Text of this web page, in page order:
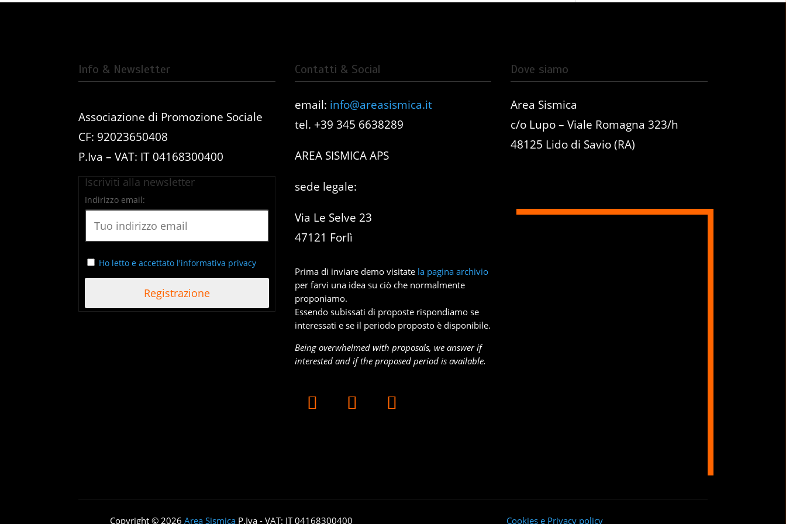
Info & Newsletter
Associazione di Promozione Sociale
CF: 92023650408
P.Iva – VAT: IT 04168300400
Iscriviti alla newsletter
Indirizzo email:
Ho letto e accettato l'informativa privacy
Contatti & Social
email: info@areasismica.it
tel. +39 345 6638289
AREA SISMICA APS
sede legale:
Via Le Selve 23
47121 Forlì
Prima di inviare demo visitate la pagina archivio
per farvi una idea su ciò che normalmente
proponiamo.
Essendo subissati di proposte rispondiamo se
interessati e se il periodo proposto è disponibile.
Being overwhelmed with proposals, we answer if
interested and if the proposed period is available.
Dove siamo
Area Sismica
c/o Lupo – Viale Romagna 323/h
48125 Lido di Savio (RA)
Copyright © 2026 Area SismicaP.Iva - VAT: IT 04168300400 Cookies e Privacy policy